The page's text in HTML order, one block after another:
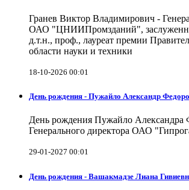
Гранев Виктор Владимирович -
ОАО "ЦНИИПромзданий",
д.т.н., проф., лауреат премии
области науки и техники
18-10-2026 00:01
День рождения - Пужайло Александр
День рождения Пужайло Александра
Генерального директора ОАО
29-01-2027 00:01
День рождения - Вашакмадзе Лиана